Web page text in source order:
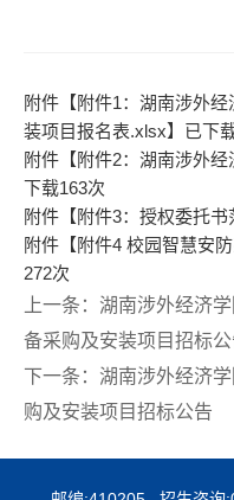
附件【附件1：湖南涉外
装项目报名表.xlsx】已下
附件【附件2：湖南涉外
下载163次
附件【附件3：授权委托书
附件【附件4 校园智慧安
272次
上一条： 湖南涉外经济
备采购及安装项目招标公
下一条： 湖南涉外经济
购及安装项目招标公告